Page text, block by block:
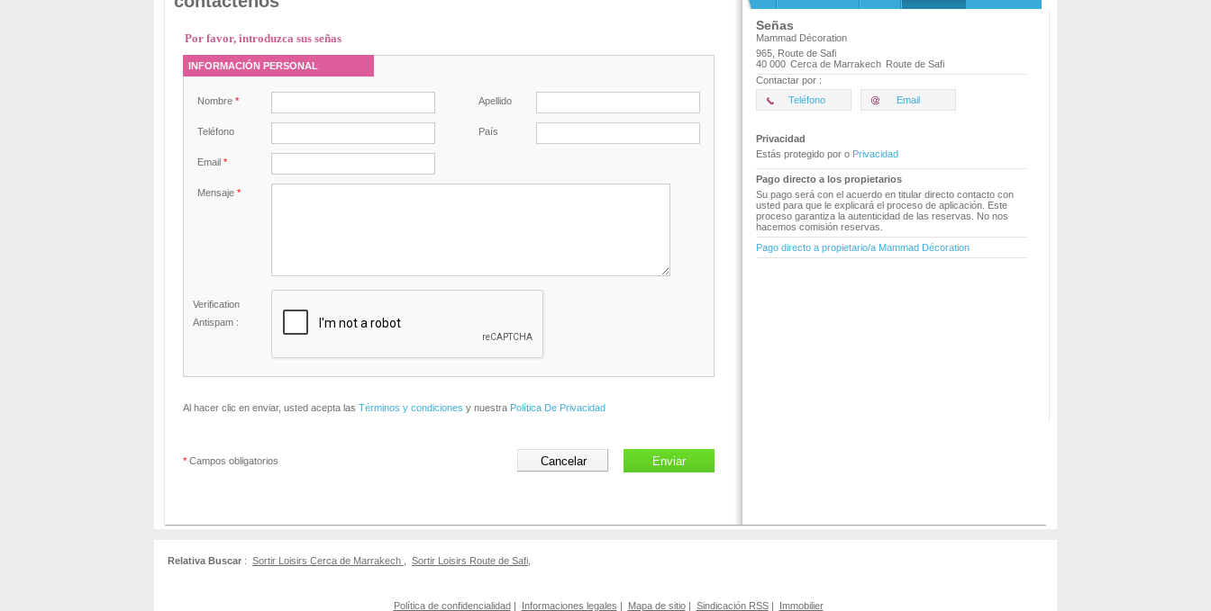
Por favor, introduzca sus señas
INFORMACIÓN PERSONAL
Nombre * Apellido
Teléfono País
Email *
Mensaje *
Verification
Antispam :
Al hacer clic en enviar, usted acepta las Términos y condiciones y nuestra Política De Privacidad
* Campos obligatorios
Señas
Mammad Décoration
965, Route de Safi
40 000 Cerca de Marrakech Route de Safi
Contactar por :
Teléfono
Email
Privacidad
Estás protegido por o Privacidad
Pago directo a los propietarios
Su pago será con el acuerdo en titular directo contacto con
usted para que le explicará el proceso de aplicación. Este
proceso garantiza la autenticidad de las reservas. No nos
hacemos comisión reservas.
Pago directo a propietario/a Mammad Décoration
Relativa Buscar : Sortir Loisirs Cerca de Marrakech Sortir Loisirs Route de Safi
Política de confidencialidad| Informaciones legales | Mapa de sitio| Sindicación RSS| Immobilier